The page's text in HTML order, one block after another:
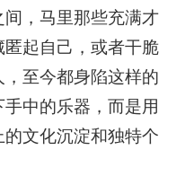
，马里那些充满才
起自己，或者干脆
至今都身陷这样的
中的乐器，而是用
文化沉淀和独特个